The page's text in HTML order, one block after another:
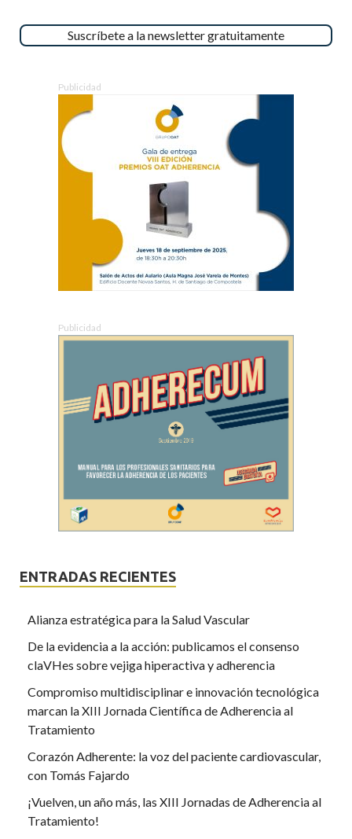
Suscríbete a la newsletter gratuitamente
Publicidad
Publicidad
ENTRADAS RECIENTES
Alianza estratégica para la Salud Vascular
De la evidencia a la acción: publicamos el consenso
claVHes sobre vejiga hiperactiva y adherencia
Compromiso multidisciplinar e innovación tecnológica
marcan la XIII Jornada Científica de Adherencia al
Tratamiento
Corazón Adherente: la voz del paciente cardiovascular,
con Tomás Fajardo
¡Vuelven, un año más, las XIII Jornadas de Adherencia al
Tratamiento!